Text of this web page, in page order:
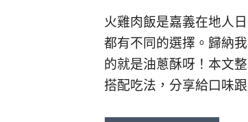
火雞肉飯是嘉義在地人
都有不同的選擇。歸納
的就是油蔥酥呀！本文
搭配吃法，分享給口味